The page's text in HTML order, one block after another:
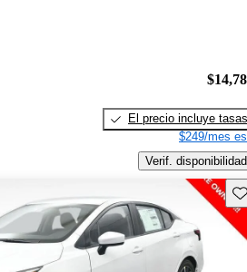
El precio incluye tasas
$249/mes
Verif. disponibilidad